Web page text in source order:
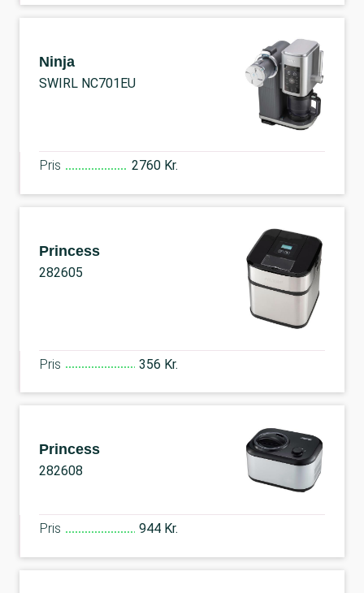
Ninja
SWIRL NC701EU
Pris 2760 Kr.
Princess
282605
Pris 356 Kr.
Princess
282608
Pris 944 Kr.